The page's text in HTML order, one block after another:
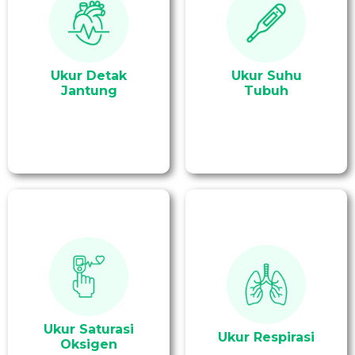
Ukur Detak
Jantung
Tindakan mengukur
detak jantung pasien
Ukur Suhu
Tubuh
Tindakan mengukur
Ukur Saturasi
Oksigen
Mengecek saturasi
oksigen adalah dengan
Ukur Respirasi
Mengukur jumlah
frekuensi pernafasan.